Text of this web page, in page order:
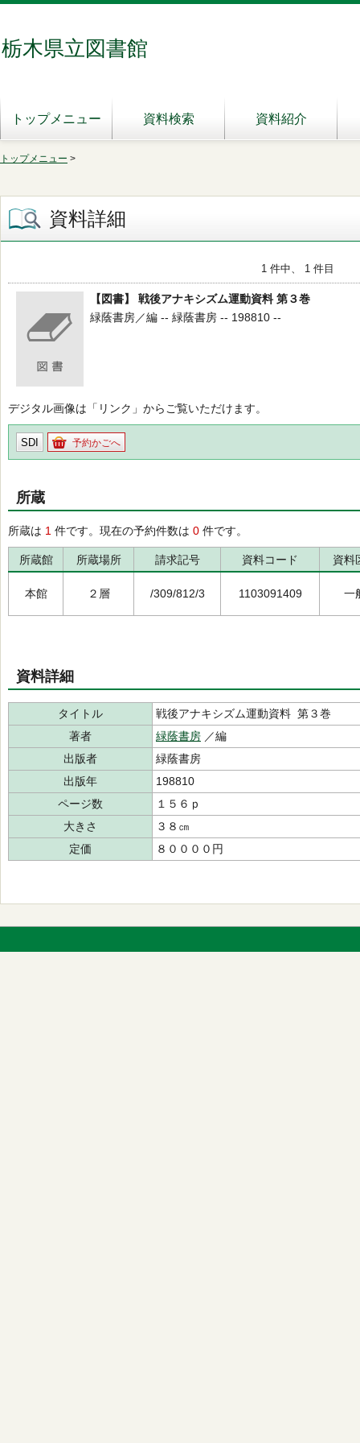
栃木県立図書館
トップメニュー 資料検索 資料紹介
トップメニュー >
資料詳細
1 件中、 1 件目
【図書】 戦後アナキシズム運動資料 第３巻
緑蔭書房／編 -- 緑蔭書房 -- 198810 --
デジタル画像は「リンク」からご覧いただけます。
SDI 予約かごへ
所蔵
所蔵は 1 件です。現在の予約件数は 0 件です。
所蔵館 所蔵場所 請求記号 資料コード 資料
本館 ２層 /309/812/3 1103091409 一
資料詳細
タイトル
戦後アナキシズム運動資料 第３巻
著者
緑蔭書房 ／編
出版者
緑蔭書房
出版年
198810
ページ数
１５６ｐ
大きさ
３８㎝
定価
８００００円